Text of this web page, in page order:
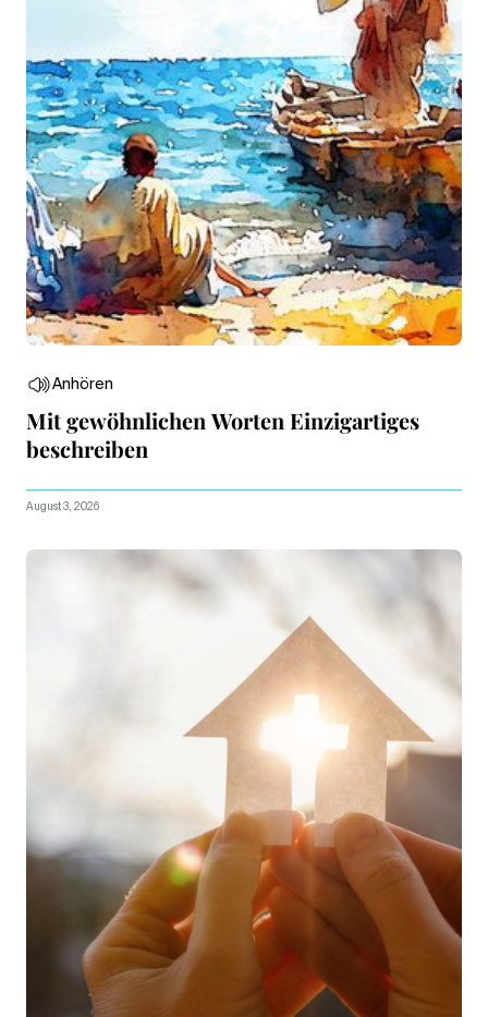
Anhören
Mit gewöhnlichen Worten Einzigartiges
beschreiben
August 3, 2026